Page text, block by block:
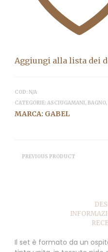
Aggiungi alla lista dei
COD:N/A
CATEGORIE:ASCIUGAMANI ,BAGNO,
MARCA: GABEL
PREVIOUS PRODUCT
Il set è formato da un